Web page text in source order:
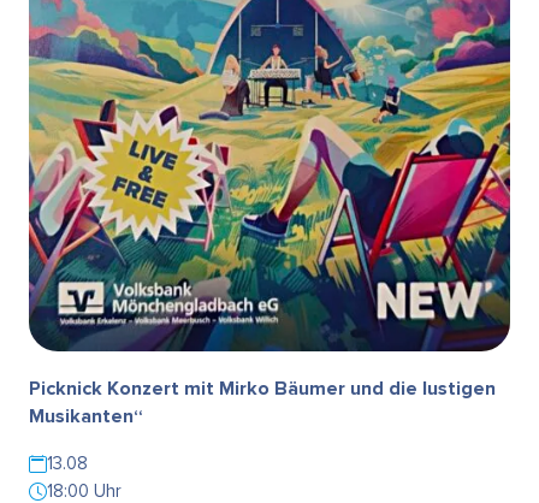
Picknick Konzert mit Mirko Bäumer und die lustigen
Musikanten“
13.08
18:00 Uhr